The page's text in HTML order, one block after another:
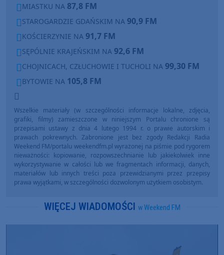
MIASTKU NA 87,8 FM
STAROGARDZIE GDAŃSKIM NA 90,9 FM
KOŚCIERZYNIE NA 91,7 FM
SĘPÓLNIE KRAJEŃSKIM NA 92,6 FM
CHOJNICACH, CZŁUCHOWIE I TUCHOLI NA 99,30 FM
BYTOWIE NA 105,8 FM
Wszelkie materiały (w szczególności informacje lokalne, zdjęcia,
grafiki, filmy) zamieszczone w niniejszym Portalu chronione są
przepisami ustawy z dnia 4 lutego 1994 r. o prawie autorskim i
prawach pokrewnych. Zabronione jest bez zgody Redakcji Radia
Weekend FM/portalu weekendfm.pl wyrażonej na piśmie pod rygorem
nieważności: kopiowanie, rozpowszechnianie lub jakiekolwiek inne
wykorzystywanie w całości lub we fragmentach informacji, danych,
materiałów lub innych treści poza przewidzianymi przez przepisy
prawa wyjątkami, w szczególności dozwolonym użytkiem osobistym.
WIĘCEJ WIADOMOŚCI w Weekend FM